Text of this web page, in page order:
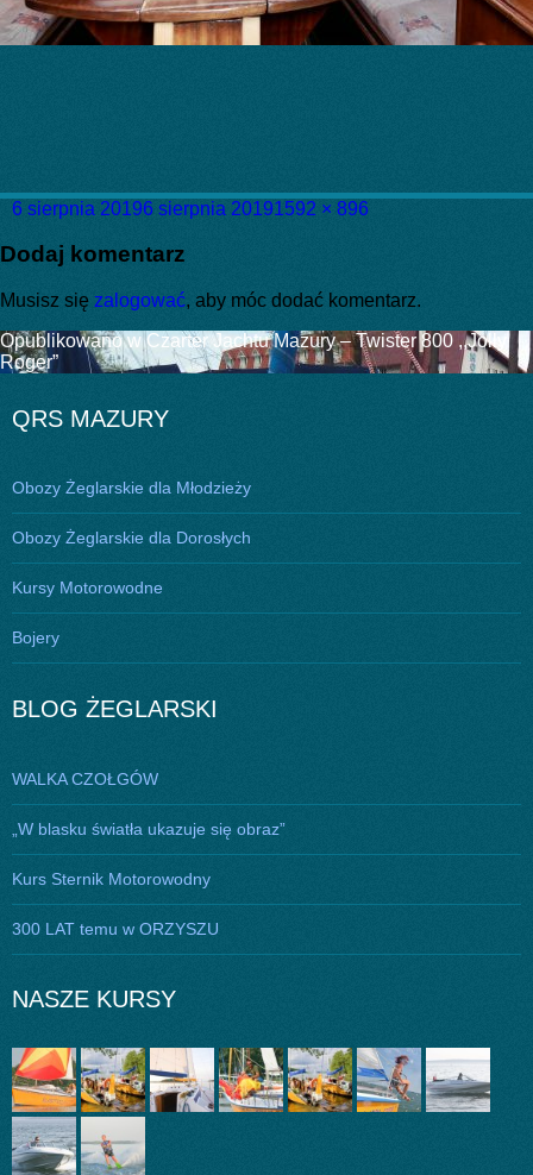
Data
6 sierpnia 20196 sierpnia 2019Pełny
1592 × 896
Dodaj komentarz
Musisz się zalogować, aby móc dodać komentarz.
Nawigacja
wpisu
Opublikowano wCzarter Jachtu Mazury – Twister 800 ,,Jolly
Roger”
QRS MAZURY
Obozy Żeglarskie dla Młodzieży
Obozy Żeglarskie dla Dorosłych
Kursy Motorowodne
Bojery
BLOG ŻEGLARSKI
WALKA CZOŁGÓW
„W blasku światła ukazuje się obraz”
Kurs Sternik Motorowodny
300 LAT temu w ORZYSZU
NASZE KURSY